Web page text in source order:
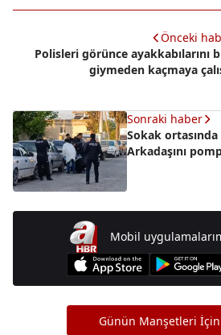
Önceki
Polisleri görünce ayakkabılarını
giymeden kaçmaya
Sonraki haber
Sokak ortasında
Arkadaşını
Mobil
Günün Manşetleri İçin